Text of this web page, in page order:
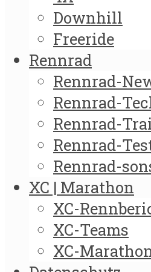
Downhill
Freeride
Rennrad
Rennrad-
Rennrad-
Rennrad-
Rennrad-
Rennrad-
XC | Marathon
XC-
XC-Teams
XC-